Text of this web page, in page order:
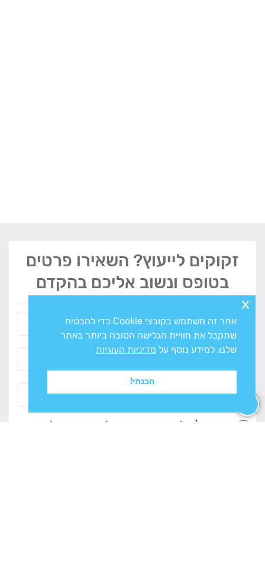
זקוקים לייעוץ? השאירו פרטים
בטופס ונשוב אליכם בהקדם
אני מסכים/ה ל
ולעיבוד המידע ליצירת
אתר זה משתמש בקובצי Cookie כדי להבטיח
שתקבל את חוויית הגלישה הטובה ביותר באתר
שלנו. למידע נוסף על מדיניות העוגיות
הבנתי!
x